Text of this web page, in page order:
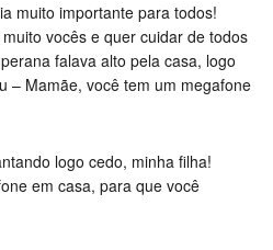
muito importante para todos!
vocês e quer cuidar de todos
falava alto pela casa, logo
– Mamãe, você tem um megafone
logo cedo, minha filha!
em casa, para que você